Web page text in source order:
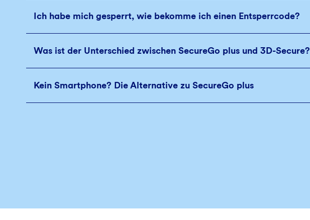
Ich habe mich gesperrt, wie bekomme ich einen Entsperrcode?
Was ist der Unterschied zwischen SecureGo plus und 3D-Secure?
Kein Smartphone? Die Alternative zu SecureGo plus